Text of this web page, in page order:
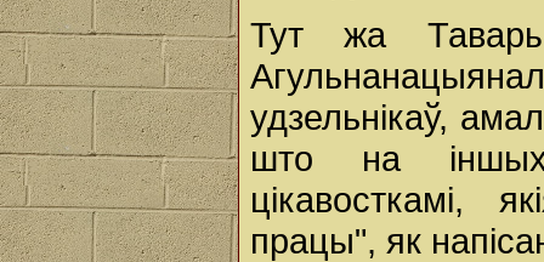
Тут жа
удзельнікаў,
што на іншых
цікавосткамі,
працы", як